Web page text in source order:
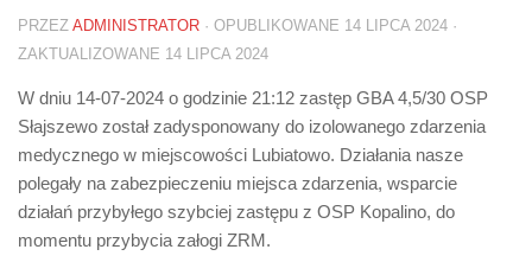
PRZEZ ADMINISTRATOR · OPUBLIKOWANE 14 LIPCA 2024 ·
ZAKTUALIZOWANE 14 LIPCA 2024
W dniu 14-07-2024 o godzinie 21:12 zastęp GBA 4,5/30 OSP
Słajszewo został zadysponowany do izolowanego zdarzenia
medycznego w miejscowości Lubiatowo. Działania nasze
polegały na zabezpieczeniu miejsca zdarzenia, wsparcie
działań przybyłego szybciej zastępu z OSP Kopalino, do
momentu przybycia załogi ZRM.